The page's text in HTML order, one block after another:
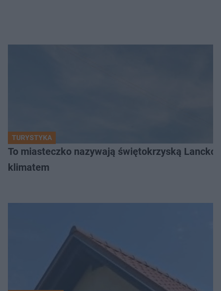
TURYSTYKA
To miasteczko nazywają świętokrzyską
klimatem